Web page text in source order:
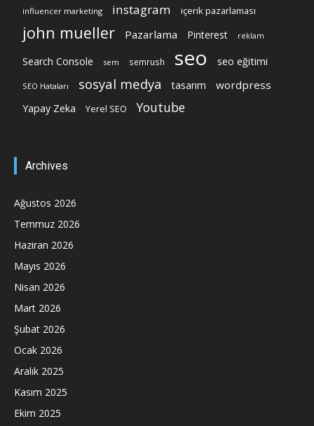
influencer marketing instagram içerik pazarlaması
john mueller Pazarlama Pinterest reklam
Search Console sem semrush seo seo eğitimi
SEO Hataları sosyal medya tasarım wordpress
Yapay Zeka Yerel SEO Youtube
Archives
Ağustos 2026
Temmuz 2026
Haziran 2026
Mayıs 2026
Nisan 2026
Mart 2026
Şubat 2026
Ocak 2026
Aralık 2025
Kasım 2025
Ekim 2025